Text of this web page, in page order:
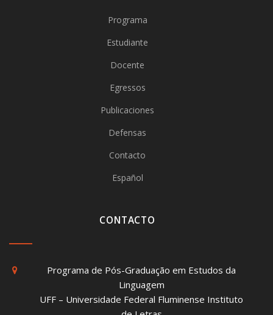
Programa
Estudiante
Docente
Egressos
Publicaciones
Defensas
Contacto
Español
CONTACTO
Programa de Pós-Graduação em Estudos da
Linguagem
UFF – Universidade Federal Fluminense Instituto